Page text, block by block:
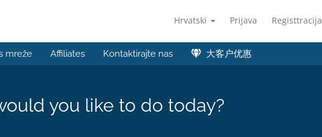
Hrvatski Prijava Registtracija
mreže Affiliates Kontaktirajte nas 大客户优惠
you like to do today?